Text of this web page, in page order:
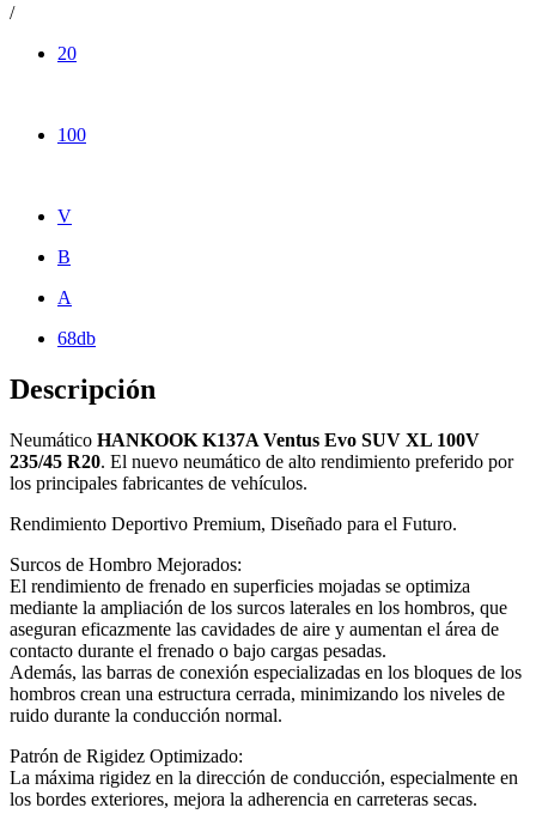
/
20
100
V
B
A
68db
Descripción
Neumático HANKOOK K137A Ventus Evo SUV XL 100V
235/45 R20. El nuevo neumático de alto rendimiento preferido por
los principales fabricantes de vehículos.
Rendimiento Deportivo Premium, Diseñado para el Futuro.
Surcos de Hombro Mejorados:
El rendimiento de frenado en superficies mojadas se optimiza
mediante la ampliación de los surcos laterales en los hombros, que
aseguran eficazmente las cavidades de aire y aumentan el área de
contacto durante el frenado o bajo cargas pesadas.
Además, las barras de conexión especializadas en los bloques de los
hombros crean una estructura cerrada, minimizando los niveles de
ruido durante la conducción normal.
Patrón de Rigidez Optimizado:
La máxima rigidez en la dirección de conducción, especialmente en
los bordes exteriores, mejora la adherencia en carreteras secas.